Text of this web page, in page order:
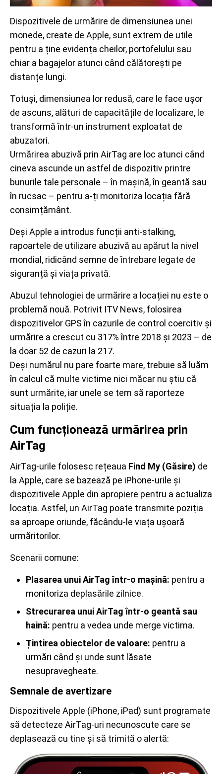
Dispozitivele de urmărire de dimensiunea unei
monede, create de Apple, sunt extrem de utile
pentru a ține evidența cheilor, portofelului sau
chiar a bagajelor atunci când călătorești pe
distanțe lungi.
Totuși, dimensiunea lor redusă, care le face ușor
de ascuns, alături de capacitățile de localizare, le
transformă într-un instrument exploatat de
abuzatori.
Urmărirea abuzivă prin AirTag are loc atunci când
cineva ascunde un astfel de dispozitiv printre
bunurile tale personale – în mașină, în geantă sau
în rucsac – pentru a-ți monitoriza locația fără
consimțământ.
Deși Apple a introdus funcții anti-stalking,
rapoartele de utilizare abuzivă au apărut la nivel
mondial, ridicând semne de întrebare legate de
siguranță și viața privată.
Abuzul tehnologiei de urmărire a locației nu este o
problemă nouă. Potrivit ITV News, folosirea
dispozitivelor GPS în cazurile de control coercitiv și
urmărire a crescut cu 317% între 2018 și 2023 – de
la doar 52 de cazuri la 217.
Deși numărul nu pare foarte mare, trebuie să luăm
în calcul că multe victime nici măcar nu știu că
sunt urmărite, iar unele se tem să raporteze
situația la poliție.
Cum funcționează urmărirea prin
AirTag
AirTag-urile folosesc rețeaua Find My (Găsire) de
la Apple, care se bazează pe iPhone-urile și
dispozitivele Apple din apropiere pentru a actualiza
locația. Astfel, un AirTag poate transmite poziția
sa aproape oriunde, făcându-le viața ușoară
urmăritorilor.
Scenarii comune:
Plasarea unui AirTag într-o mașină: pentru a
monitoriza deplasările zilnice.
Strecurarea unui AirTag într-o geantă sau
haină: pentru a vedea unde merge victima.
Țintirea obiectelor de valoare: pentru a
urmări când și unde sunt lăsate
nesupravegheate.
Semnale de avertizare
Dispozitivele Apple (iPhone, iPad) sunt programate
să detecteze AirTag-uri necunoscute care se
deplasează cu tine și să trimită o alertă: